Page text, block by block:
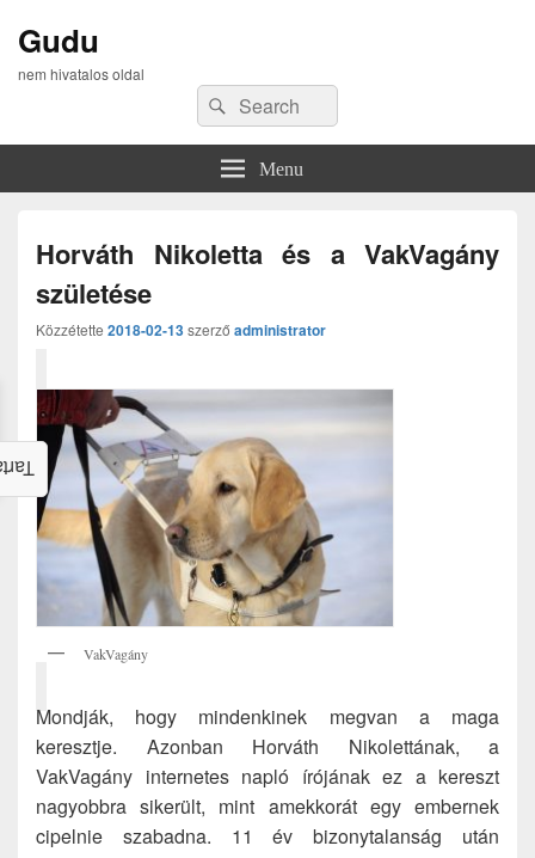
Gudu
nem hivatalos oldal
Search
for:
Search
Menu
Horváth Nikoletta és a VakVagány
születése
Közzétette 2018-02-13szerző administrator
VakVagány
Mondják, hogy mindenkinek megvan a maga
keresztje. Azonban Horváth Nikolettának, a
VakVagány internetes napló írójának ez a kereszt
nagyobbra sikerült, mint amekkorát egy embernek
cipelnie szabadna. 11 év bizonytalanság után